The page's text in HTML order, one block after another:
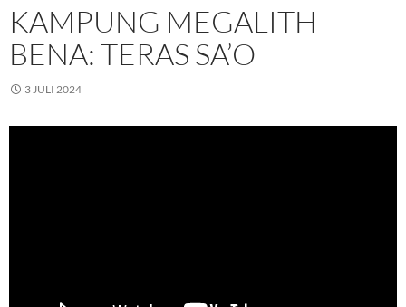
KAMPUNG MEGALITH
BENA: TERAS SA’O
3 JULI 2024